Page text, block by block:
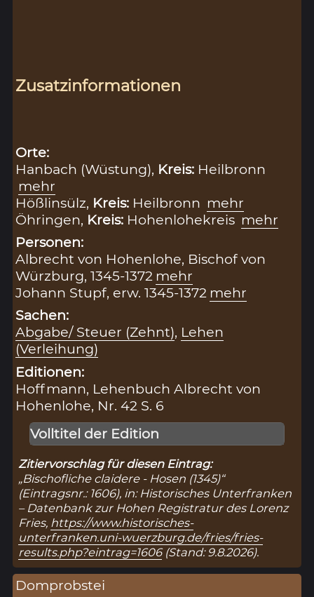
Zusatzinformationen
Orte:
Hanbach (Wüstung), Kreis: Heilbronn
mehr
Hößlinsülz, Kreis: Heilbronn mehr
Öhringen, Kreis: Hohenlohekreis mehr
Personen:
Albrecht von Hohenlohe, Bischof von
Würzburg, 1345-1372 mehr
Johann Stupf, erw. 1345-1372 mehr
Sachen:
Abgabe/ Steuer (Zehnt), Lehen
(Verleihung)
Editionen:
Hoffmann, Lehenbuch Albrecht von
Hohenlohe, Nr. 42 S. 6
Volltitel der Edition
Zitiervorschlag für diesen Eintrag:
„Bischofliche claidere - Hosen (1345)“
(Eintragsnr.: 1606), in: Historisches Unterfranken
– Datenbank zur Hohen Registratur des Lorenz
Fries, https://www.historisches-
unterfranken.uni-wuerzburg.de/fries/fries-
results.php?eintrag=1606(Stand: 9.8.2026).
Domprobstei